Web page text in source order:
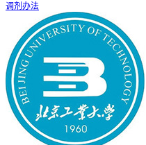
调剂办法